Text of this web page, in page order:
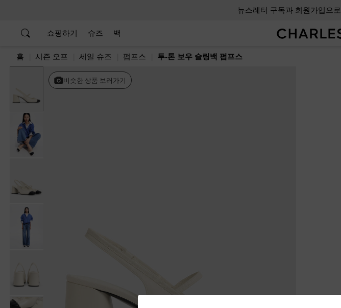
뉴스레터 구독과 회원가입으로
쇼핑하기 슈즈 백
홈 시즌 오프 세일 슈즈 펌프스 투-톤 보우 슬링백 펌프스
비슷한 상품 보러가기